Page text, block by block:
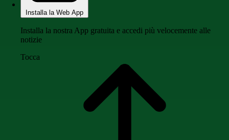
Installa la Web App
Installa la nostra App gratuita e accedi più velocemente alle
notizie
Tocca